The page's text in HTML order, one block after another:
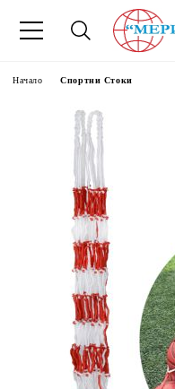
Начало Спортни Стоки